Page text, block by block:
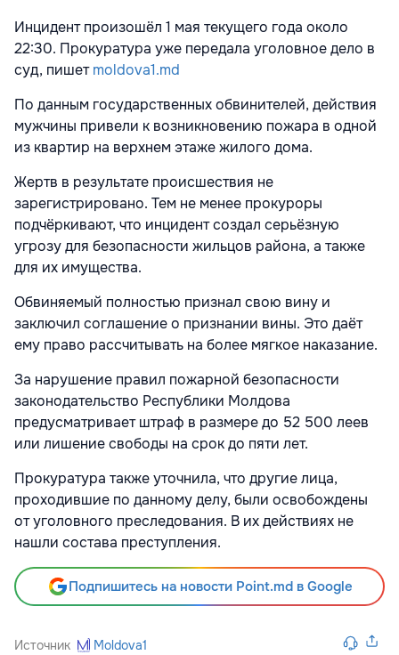
Инцидент произошёл 1 мая текущего года около
22:30. Прокуратура уже передала уголовное дело в
суд, пишетmoldova1.md
По данным государственных обвинителей, действия
мужчины привели к возникновению пожара в одной
из квартир на верхнем этаже жилого дома.
Жертв в результате происшествия не
зарегистрировано. Тем не менее прокуроры
подчёркивают, что инцидент создал серьёзную
угрозу для безопасности жильцов района, а также
для их имущества.
Обвиняемый полностью признал свою вину и
заключил соглашение о признании вины. Это даёт
ему право рассчитывать на более мягкое наказание.
За нарушение правил пожарной безопасности
законодательство Республики Молдова
предусматривает штраф в размере до 52 500 леев
или лишение свободы на срок до пяти лет.
Прокуратура также уточнила, что другие лица,
проходившие по данному делу, были освобождены
от уголовного преследования. В их действиях не
нашли состава преступления.
Подпишитесь на новости Point.md в Google
Источник Moldova1